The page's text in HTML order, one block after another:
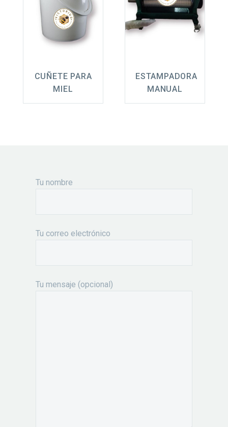
CUÑETE PARA
MIEL
ESTAMPADORA
MANUAL
Tu nombre
Tu correo electrónico
Tu mensaje (opcional)